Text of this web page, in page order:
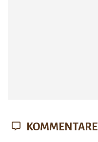
KOMMENTARE